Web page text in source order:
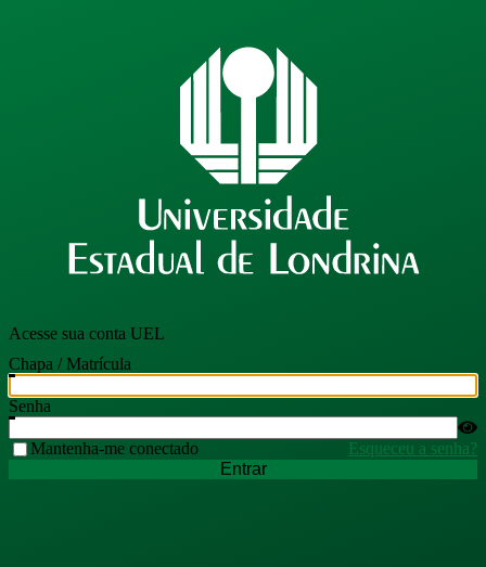
Acesse sua conta UEL
Chapa / Matrícula
Senha
Mantenha-me conectado
Esqueceu a senha?
Entrar